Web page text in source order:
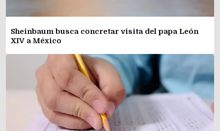
Sheinbaum busca concretar visita del papa León
XIV a México